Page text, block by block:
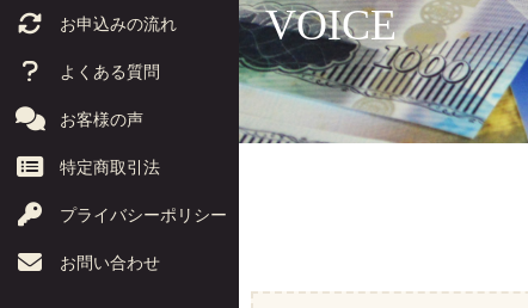
お申込みの流れ
よくある質問
お客様の声
特定商取引法
プライバシーポリシー
お問い合わせ
VOICE